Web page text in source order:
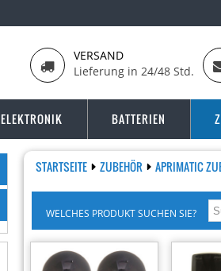
VERSAND
Lieferung in 24/48 Std.
ELEKTRONIK BATTERIEN
STARTSEITE ZUBEHÖR APRIMATIC
WELCHES PRODUKT SUCHEN SIE?